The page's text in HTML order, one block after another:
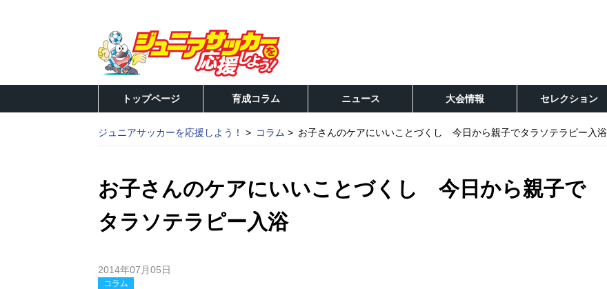
トップページ 育成コラム ニュース 大会情報 セレクション
ジュニアサッカーを応援しよう！ コラム お子さんのケアにいいことづくし 今日から親子でタラソテラピー入浴
お子さんのケアにいいことづくし 今日から親子で
タラソテラピー入浴
2014年07月05日
コラム